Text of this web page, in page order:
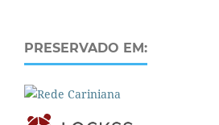
PRESERVADO EM: